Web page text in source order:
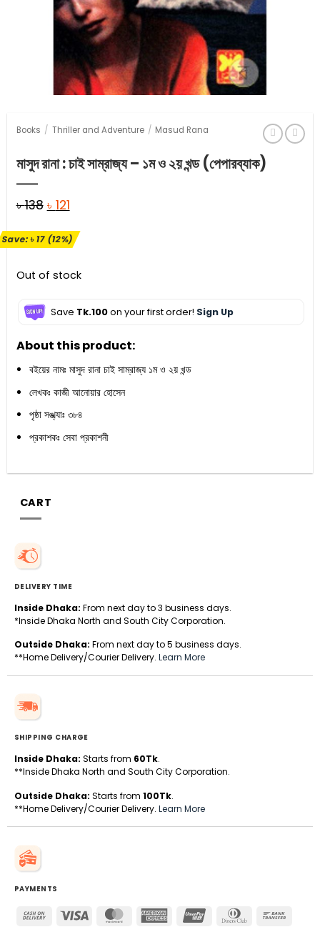
Books / Thriller and Adventure / Masud Rana
মাসুদ রানা : চাই সাম্রাজ্য – ১ম ও ২য় খন্ড (পেপারব্যাক)
৳138 Original
was:
৳ 121Current
is:
Save:৳17(12%)
Out of stock
Save Tk.100on your first order! Sign Up
About this product:
বইয়ের নামঃ মাসুদ রানা চাই সাম্রাজ্য ১ম ও ২য় খন্ড
লেখকঃ কাজী আনোয়ার হোসেন
পৃষ্ঠা সঙ্খ্যাঃ ৩৮৪
প্রকাশকঃ সেবা প্রকাশনী
CART
DELIVERY TIME
Inside Dhaka: From next day to 3 business days.
*Inside Dhaka North and South City Corporation.
Outside Dhaka: From next day to 5 business days.
**Home Delivery/Courier Delivery. Learn More
SHIPPING CHARGE
Inside Dhaka: Starts from 60Tk.
**Inside Dhaka North and South City Corporation.
Outside Dhaka: Starts from 100Tk.
**Home Delivery/Courier Delivery. Learn More
PAYMENTS
Cash
Visa MasterCardAmerican
UnionPay
Dinners